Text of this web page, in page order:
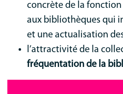
concrète de la
aux bibliothèques qui
et une actualisation
l’attractivité de la
fréquentation de la